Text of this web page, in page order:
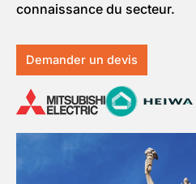
connaissance du secteur.
Demander un devis